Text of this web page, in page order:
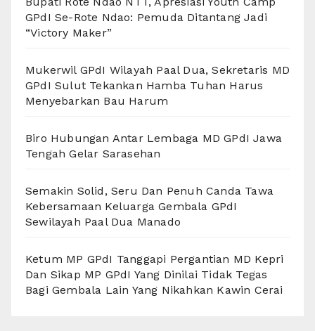
GPdI Se-Rote Ndao: Pemuda Ditantang Jadi
“Victory Maker”
Mukerwil GPdI Wilayah Paal Dua, Sekretaris MD
GPdI Sulut Tekankan Hamba Tuhan Harus
Menyebarkan Bau Harum
Biro Hubungan Antar Lembaga MD GPdI Jawa
Tengah Gelar Sarasehan
Semakin Solid, Seru Dan Penuh Canda Tawa
Kebersamaan Keluarga Gembala GPdI
Sewilayah Paal Dua Manado
Ketum MP GPdI Tanggapi Pergantian MD Kepri
Dan Sikap MP GPdI Yang Dinilai Tidak Tegas
Bagi Gembala Lain Yang Nikahkan Kawin Cerai